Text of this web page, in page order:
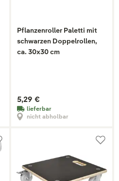
Pflanzenroller Paletti mit
schwarzen Doppelrollen,
ca. 30x30 cm
5,29 €
lieferbar
nicht abholbar